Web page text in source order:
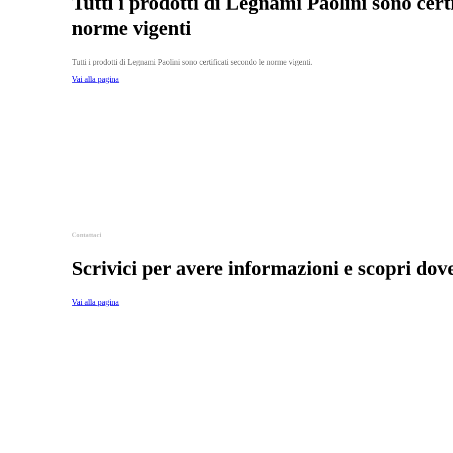
norme vigenti
Tutti i prodotti di Legnami Paolini sono certificati secondo le norme vigenti.
Vai alla pagina
Contattaci
Scrivici per avere informazioni e scopri
Vai alla pagina